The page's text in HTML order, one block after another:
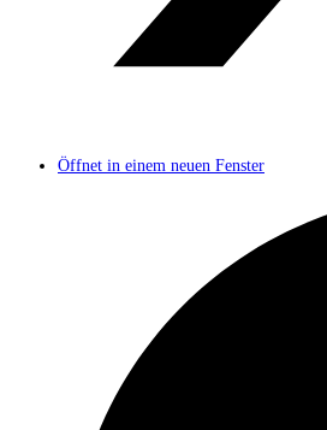
Öffnet in einem neuen Fenster